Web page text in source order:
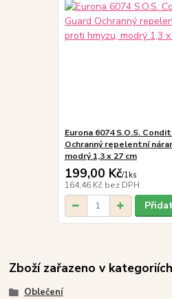
Eurona 6074 S.O.S.
Ochranný repelentní
modrý 1,3 x 27 cm
199,00 Kč/1ks
164,46 Kč bez DPH
Zboží zařazeno v kategoriích
Oblečení